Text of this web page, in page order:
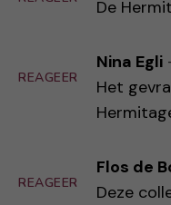
De
REAGEER
Nina Egli
Het
REAGEER
Flos de
Deze